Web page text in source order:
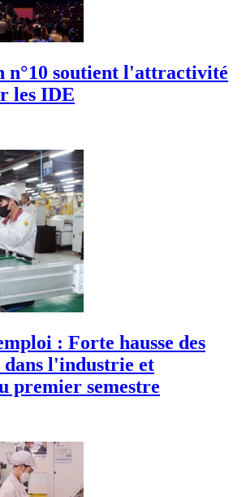
n°10 soutient l'attractivité
les IDE
: Forte hausse des
l'industrie et
premier semestre